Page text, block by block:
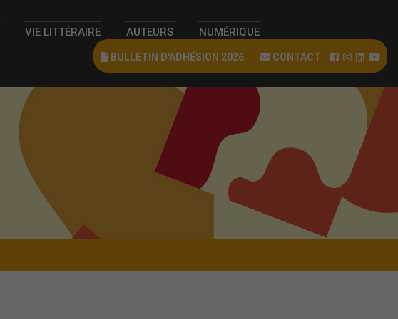
VIE LITTÉRAIRE AUTEURS NUMÉRIQUE
BULLETIN D'ADHÉSION 2026 CONTACT